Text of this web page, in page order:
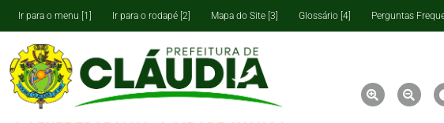
Ir para o menu [1] Ir para o rodapé [2] Mapa do Site [3] Glossário [4] Perguntas